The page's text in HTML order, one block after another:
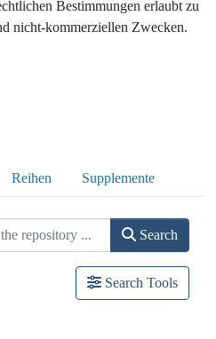
Bestimmungen erlaubt zu
nicht-kommerziellen Zwecken.
Reihen Supplemente
Search
Search Tools